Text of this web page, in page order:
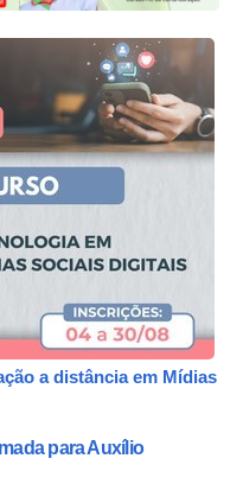
a distância em Mídias
para Auxílio